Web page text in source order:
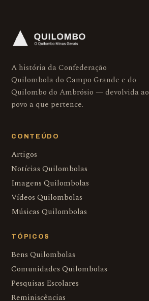
A história da Confederação
Quilombola do Campo Grande e do
Quilombo do Ambrósio — devolvida ao
povo a que pertence.
CONTEÚDO
Artigos
Notícias Quilombolas
Imagens Quilombolas
Vídeos Quilombolas
Músicas Quilombolas
TÓPICOS
Bens Quilombolas
Comunidades Quilombolas
Pesquisas Escolares
Reminiscências